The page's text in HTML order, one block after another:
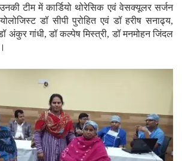
टीम में कार्डियो थोरेसिक एवं वेसक्यूलर सर्जन
डॉ सीपी पुरोहित एवं डॉ हरीष सनाढ्य,
अंकुर गांधी, डॉ कल्पेष मिस्त्री, डॉ मनमोहन जिंदल